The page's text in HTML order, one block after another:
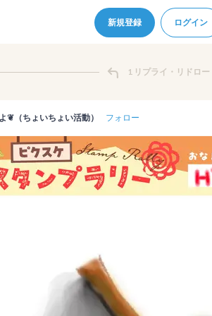
新規登録 ログイン
1 リプライ・リドロー
❦（ちょいちょい活動） フォロー